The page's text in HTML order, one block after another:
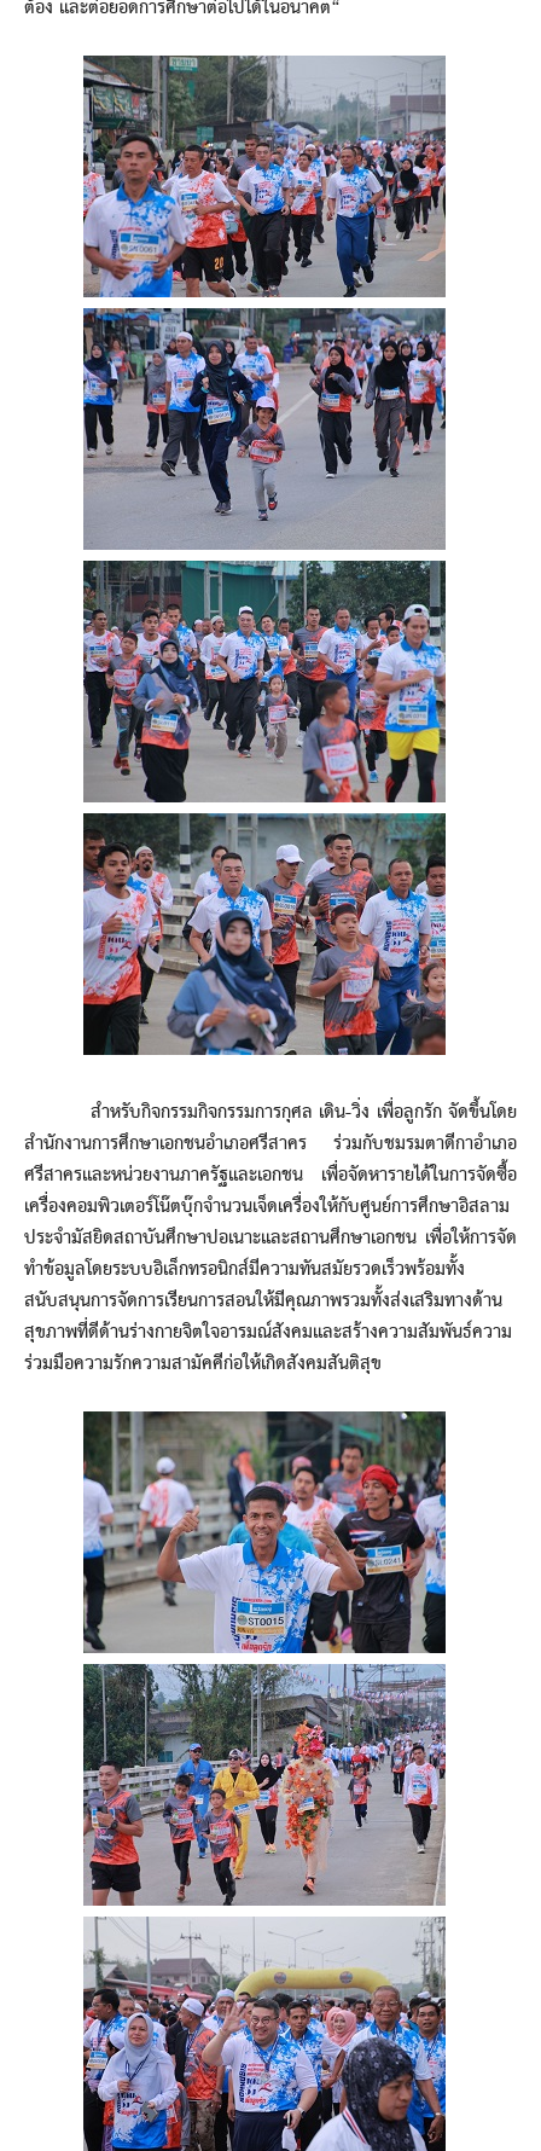
ต้อง และต่อยอดการศึกษาต่อไปได้ในอนาคต“
สำหรับกิจกรรมกิจกรรมการกุศล เดิน-วิ่ง เพื่อลูกรัก จัดขึ้นโดย
สำนักงานการศึกษาเอกชนอำเภอศรีสาคร ร่วมกับชมรมตาดีกาอำเภอ
ศรีสาครและหน่วยงานภาครัฐและเอกชน เพื่อจัดหารายได้ในการจัดซื้อ
เครื่องคอมพิวเตอร์โน๊ตบุ๊กจำนวนเจ็ดเครื่องให้กับศูนย์การศึกษาอิสลาม
ประจำมัสยิดสถาบันศึกษาปอเนาะและสถานศึกษาเอกชน เพื่อให้การจัด
ทำข้อมูลโดยระบบอิเล็กทรอนิกส์มีความทันสมัยรวดเร็วพร้อมทั้ง
สนับสนุนการจัดการเรียนการสอนให้มีคุณภาพรวมทั้งส่งเสริมทางด้าน
สุขภาพที่ดีด้านร่างกายจิตใจอารมณ์สังคมและสร้างความสัมพันธ์ความ
ร่วมมือความรักความสามัคคีก่อให้เกิดสังคมสันติสุข